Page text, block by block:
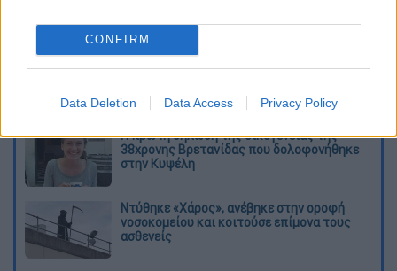
CONFIRM
Data Deletion Data Access Privacy Policy
Διαβάστε ακόμη
Η πρώτη δήλωση της οικογένειας της
38χρονης Βρετανίδας που δολοφονήθηκε
στην Κυψέλη
Ντύθηκε «Χάρος», ανέβηκε στην οροφή
νοσοκομείου και κοιτούσε επίμονα τους
ασθενείς